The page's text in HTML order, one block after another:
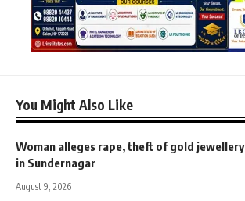
You Might Also Like
Woman alleges rape, theft of gold jewellery
in Sundernagar
August 9, 2026